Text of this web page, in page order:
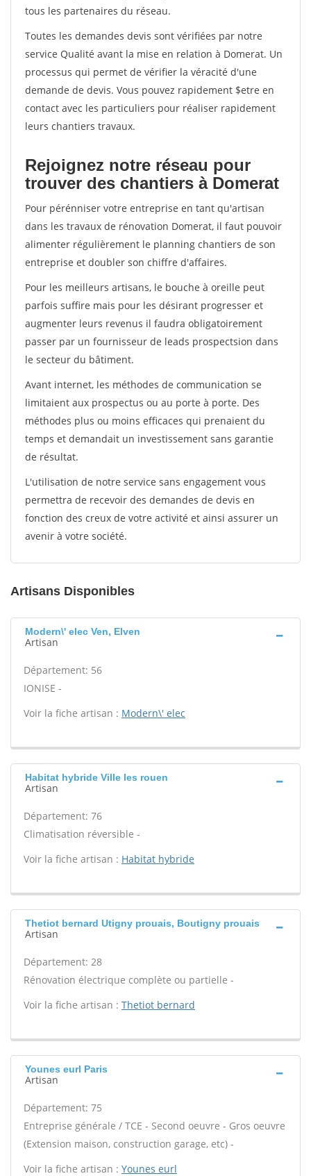
tous les partenaires du réseau.
Toutes les demandes devis sont vérifiées par notre
service Qualité avant la mise en relation à Domerat. Un
processus qui permet de vérifier la véracité d'une
demande de devis. Vous pouvez rapidement $etre en
contact avec les particuliers pour réaliser rapidement
leurs chantiers travaux.
Rejoignez notre réseau pour
trouver des chantiers à Domerat
Pour pérénniser votre entreprise en tant qu'artisan
dans les travaux de rénovation Domerat, il faut pouvoir
alimenter régulièrement le planning chantiers de son
entreprise et doubler son chiffre d'affaires.
Pour les meilleurs artisans, le bouche à oreille peut
parfois suffire mais pour les désirant progresser et
augmenter leurs revenus il faudra obligatoirement
passer par un fournisseur de leads prospectsion dans
le secteur du bâtiment.
Avant internet, les méthodes de communication se
limitaient aux prospectus ou au porte à porte. Des
méthodes plus ou moins efficaces qui prenaient du
temps et demandait un investissement sans garantie
de résultat.
L'utilisation de notre service sans engagement vous
permettra de recevoir des demandes de devis en
fonction des creux de votre activité et ainsi assurer un
avenir à votre société.
Artisans Disponibles
Modern\' elec Ven, Elven
Artisan
Département: 56
IONISE -
Voir la fiche artisan : Modern\' elec
Habitat hybride Ville les rouen
Artisan
Département: 76
Climatisation réversible -
Voir la fiche artisan : Habitat hybride
Thetiot bernard Utigny prouais, Boutigny prouais
Artisan
Département: 28
Rénovation électrique complète ou partielle -
Voir la fiche artisan : Thetiot bernard
Younes eurl Paris
Artisan
Département: 75
Entreprise générale / TCE - Second oeuvre - Gros oeuvre
(Extension maison, construction garage, etc) -
Voir la fiche artisan : Younes eurl